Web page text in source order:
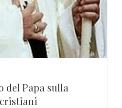
del Papa sulla